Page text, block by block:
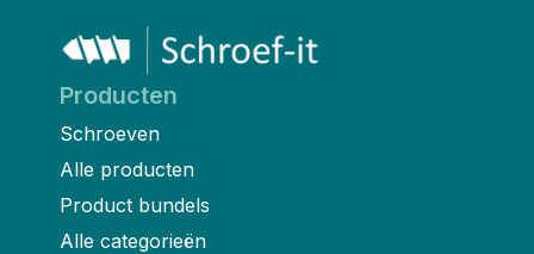
Producten
Schroeven
Alle producten
Product bundels
Alle categorieën